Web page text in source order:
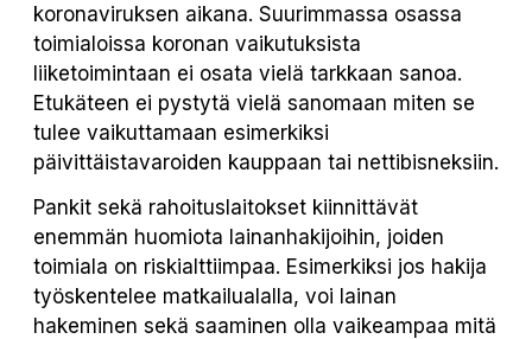
koronaviruksen aikana. Suurimmassa osassa
toimialoissa koronan vaikutuksista
liiketoimintaan ei osata vielä tarkkaan sanoa.
Etukäteen ei pystytä vielä sanomaan miten se
tulee vaikuttamaan esimerkiksi
päivittäistavaroiden kauppaan tai nettibisneksiin.
Pankit sekä rahoituslaitokset kiinnittävät
enemmän huomiota lainanhakijoihin, joiden
toimiala on riskialttiimpaa. Esimerkiksi jos hakija
työskentelee matkailualalla, voi lainan
hakeminen sekä saaminen olla vaikeampaa mitä